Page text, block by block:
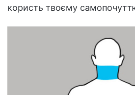
користь твоєму